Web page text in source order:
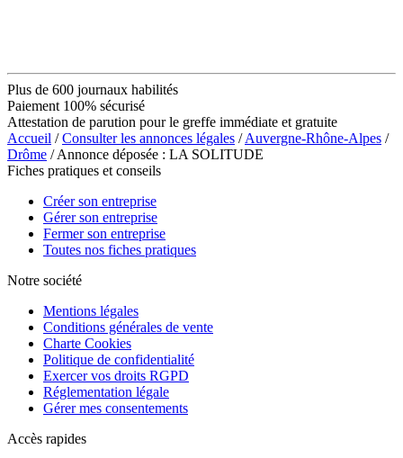
Plus de 600 journaux habilités
Paiement 100% sécurisé
Attestation de parution pour le greffe immédiate et gratuite
Accueil /Consulter les annonces légales /Auvergne-Rhône-Alpes /
Drôme / Annonce déposée : LA SOLITUDE
Fiches pratiques et conseils
Créer son entreprise
Gérer son entreprise
Fermer son entreprise
Toutes nos fiches pratiques
Notre société
Mentions légales
Conditions générales de vente
Charte Cookies
Politique de confidentialité
Exercer vos droits RGPD
Réglementation légale
Gérer mes consentements
Accès rapides